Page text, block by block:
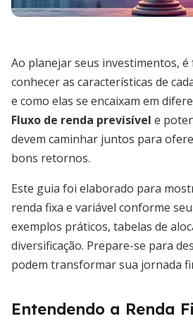
Ao planejar seus investimentos,
conhecer as características de
e como elas se encaixam em
Fluxo de renda previsível e
devem caminhar juntos para
bons retornos.
Este guia foi elaborado para
renda fixa e variável conforme
exemplos práticos, tabelas de
diversificação. Prepare-se para
podem transformar sua jornada
Entendendo a Renda